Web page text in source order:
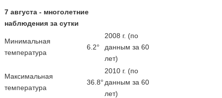
7 августа - многолетние
наблюдения за сутки
Минимальная
температура
6.2°
2008 г. (по
данным за 60
лет)
Максимальная
температура
36.8°
2010 г. (по
данным за 60
лет)